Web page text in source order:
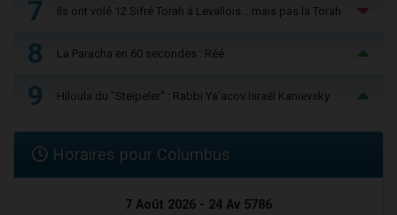
7 Ils ont volé 12 Sifré Torah à Levallois… mais pas la Torah
8 La Paracha en 60 secondes : Réé
9 Hiloula du "Steïpeler" : Rabbi Ya’acov Israël Kanievsky
Horaires pour Columbus
7 Août 2026 - 24 Av 5786